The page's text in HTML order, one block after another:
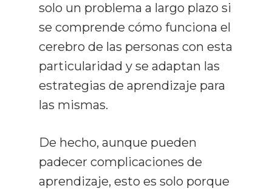
solo un problema a largo plazo si
se comprende cómo funciona el
cerebro de las personas con esta
particularidad y se adaptan las
estrategias de aprendizaje para
las mismas.
De hecho, aunque pueden
padecer complicaciones de
aprendizaje, esto es solo porque